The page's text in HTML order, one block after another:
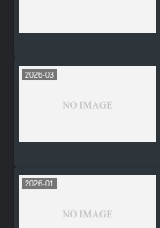
2026-03
2026-01